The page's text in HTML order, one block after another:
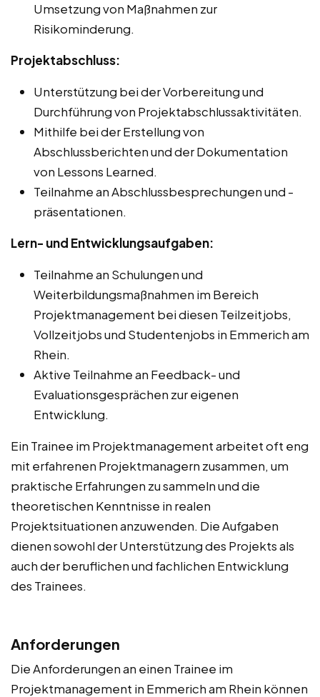
Umsetzung von Maßnahmen zur
Risikominderung.
Projektabschluss:
Unterstützung bei der Vorbereitung und
Durchführung von Projektabschlussaktivitäten.
Mithilfe bei der Erstellung von
Abschlussberichten und der Dokumentation
von Lessons Learned.
Teilnahme an Abschlussbesprechungen und -
präsentationen.
Lern- und Entwicklungsaufgaben:
Teilnahme an Schulungen und
Weiterbildungsmaßnahmen im Bereich
Projektmanagement bei diesen Teilzeitjobs,
Vollzeitjobs und Studentenjobs in Emmerich am
Rhein.
Aktive Teilnahme an Feedback- und
Evaluationsgesprächen zur eigenen
Entwicklung.
Ein Trainee im Projektmanagement arbeitet oft eng
mit erfahrenen Projektmanagern zusammen, um
praktische Erfahrungen zu sammeln und die
theoretischen Kenntnisse in realen
Projektsituationen anzuwenden. Die Aufgaben
dienen sowohl der Unterstützung des Projekts als
auch der beruflichen und fachlichen Entwicklung
des Trainees.
Anforderungen
Die Anforderungen an einen Trainee im
Projektmanagement in Emmerich am Rhein können